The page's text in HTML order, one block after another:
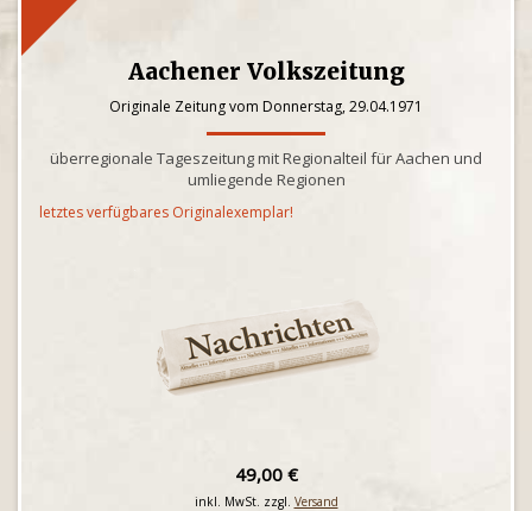
Aachener Volkszeitung
Originale Zeitung vom Donnerstag, 29.04.1971
überregionale Tageszeitung mit Regionalteil für Aachen und
umliegende Regionen
letztes verfügbares Originalexemplar!
49,00 €
inkl. MwSt. zzgl. Versand